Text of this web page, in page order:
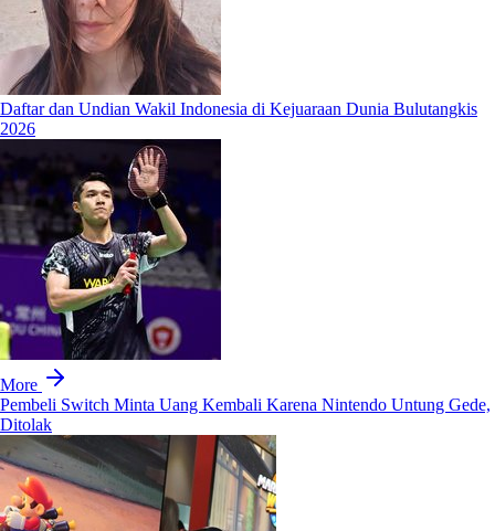
Daftar dan Undian Wakil Indonesia di Kejuaraan Dunia Bulutangkis
2026
More
Pembeli Switch Minta Uang Kembali Karena Nintendo Untung Gede,
Ditolak